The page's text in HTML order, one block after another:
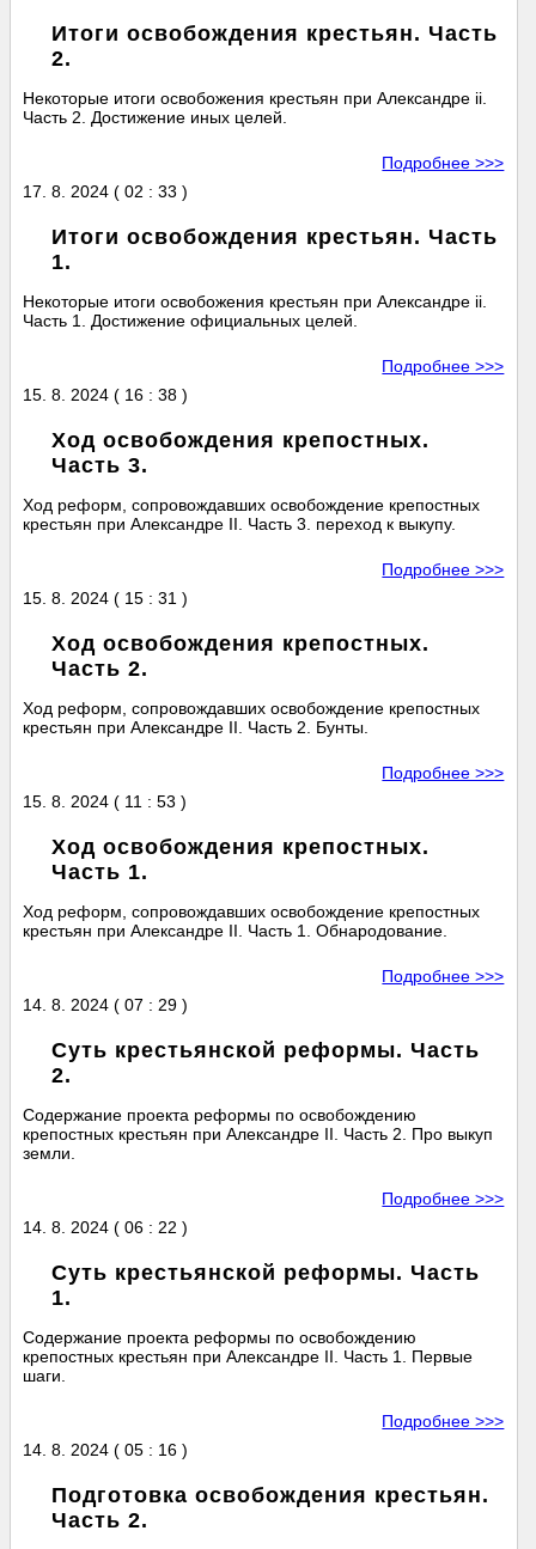
Итоги освобождения крестьян. Часть
2.
Некоторые итоги освобожения крестьян при Александре ii.
Часть 2. Достижение иных целей.
Подробнее >>>
17. 8. 2024 ( 02 : 33 )
Итоги освобождения крестьян. Часть
1.
Некоторые итоги освобожения крестьян при Александре ii.
Часть 1. Достижение официальных целей.
Подробнее >>>
15. 8. 2024 ( 16 : 38 )
Ход освобождения крепостных.
Часть 3.
Ход реформ, сопровождавших освобождение крепостных
крестьян при Александре II. Часть 3. переход к выкупу.
Подробнее >>>
15. 8. 2024 ( 15 : 31 )
Ход освобождения крепостных.
Часть 2.
Ход реформ, сопровождавших освобождение крепостных
крестьян при Александре II. Часть 2. Бунты.
Подробнее >>>
15. 8. 2024 ( 11 : 53 )
Ход освобождения крепостных.
Часть 1.
Ход реформ, сопровождавших освобождение крепостных
крестьян при Александре II. Часть 1. Обнародование.
Подробнее >>>
14. 8. 2024 ( 07 : 29 )
Суть крестьянской реформы. Часть
2.
Содержание проекта реформы по освобождению
крепостных крестьян при Александре II. Часть 2. Про выкуп
земли.
Подробнее >>>
14. 8. 2024 ( 06 : 22 )
Суть крестьянской реформы. Часть
1.
Содержание проекта реформы по освобождению
крепостных крестьян при Александре II. Часть 1. Первые
шаги.
Подробнее >>>
14. 8. 2024 ( 05 : 16 )
Подготовка освобождения крестьян.
Часть 2.